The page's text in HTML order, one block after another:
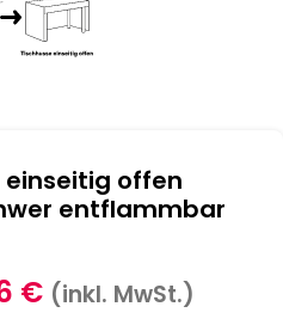
einseitig offen
entflammbar
€ (inkl. MwSt.)